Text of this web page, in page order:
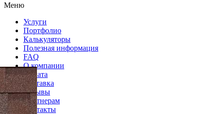
Меню
Услуги
Портфолио
Калькуляторы
Полезная информация
FAQ
О компании
Оплата
Доставка
Отзывы
Партнерам
Контакты